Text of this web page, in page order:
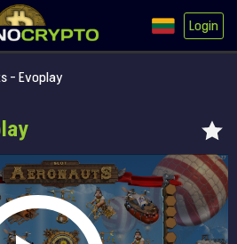
Login
– Evoplay